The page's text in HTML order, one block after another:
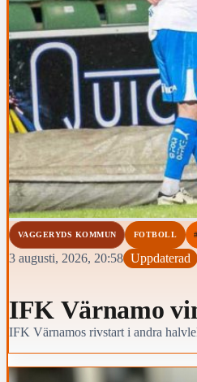
VAGGERYDS KOMMUN FOTBOLL
3 augusti, 2026, 20:58 Uppdaterad
IFK Värnamo
IFK Värnamos rivstart i andra